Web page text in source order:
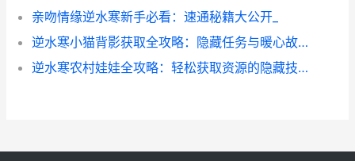
亲吻情缘逆水寒新手必看：速通秘籍大公开_
逆水寒小猫背影获取全攻略：隐藏任务与暖心故事
逆水寒农村娃娃全攻略：轻松获取资源的隐藏技巧